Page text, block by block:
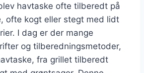
havtaske ofte tilberedt på
ofte kogt eller stegt med lidt
I dag er der mange
og tilberedningsmetoder,
fra grillet tilberedt